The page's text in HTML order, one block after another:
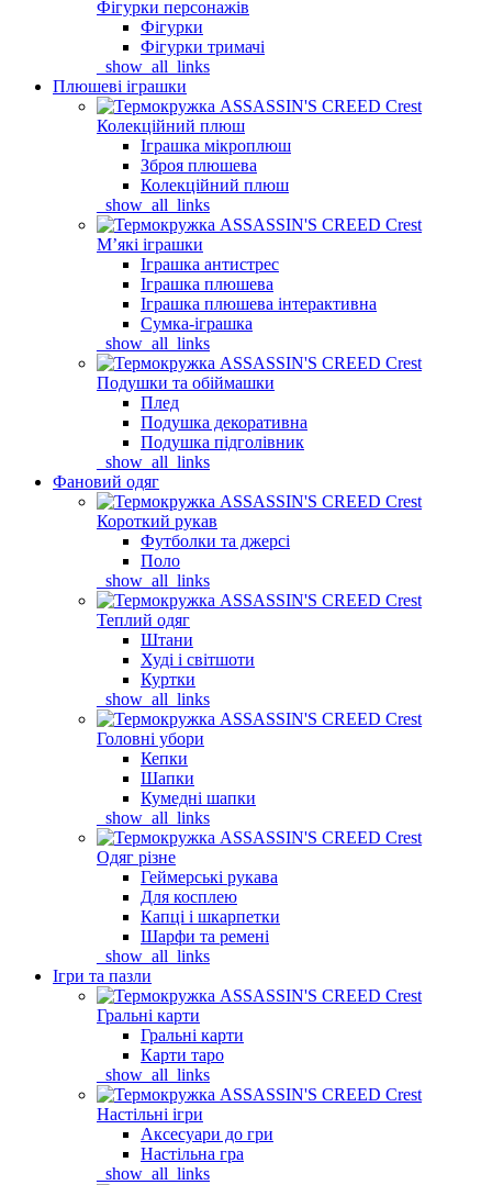
Фігурки персонажів
Фігурки
Фігурки тримачі
_show_all_links
Плюшеві іграшки
Колекційний плюш
Іграшка мікроплюш
Зброя плюшева
Колекційний плюш
_show_all_links
Мʼякі іграшки
Іграшка антистрес
Іграшка плюшева
Іграшка плюшева інтерактивна
Сумка-іграшка
_show_all_links
Подушки та обіймашки
Плед
Подушка декоративна
Подушка підголівник
_show_all_links
Фановий одяг
Короткий рукав
Футболки та джерсі
Поло
_show_all_links
Теплий одяг
Штани
Худі і світшоти
Куртки
_show_all_links
Головні убори
Кепки
Шапки
Кумедні шапки
_show_all_links
Одяг різне
Геймерські рукава
Для косплею
Капці і шкарпетки
Шарфи та ремені
_show_all_links
Ігри та пазли
Гральні карти
Гральні карти
Карти таро
_show_all_links
Настільні ігри
Аксесуари до гри
Настільна гра
_show_all_links